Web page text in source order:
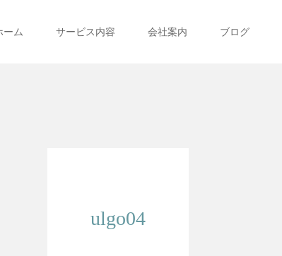
ーム サービス内容 会社案内 ブログ
ulgo04